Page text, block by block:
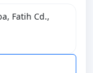
Fatih Cd.,